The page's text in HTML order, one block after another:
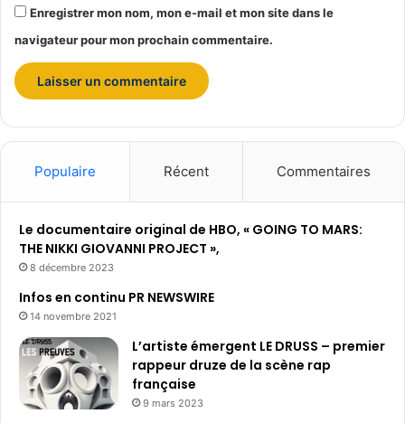
Enregistrer mon nom, mon e-mail et mon site dans le
navigateur pour mon prochain commentaire.
Populaire Récent Commentaires
Le documentaire original de HBO, « GOING TO MARS:
THE NIKKI GIOVANNI PROJECT »,
8 décembre 2023
Infos en continu PR NEWSWIRE
14 novembre 2021
L’artiste émergent LE DRUSS – premier
rappeur druze de la scène rap
française
9 mars 2023